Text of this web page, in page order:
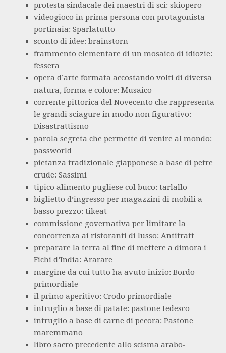
protesta sindacale dei maestri di sci: skiopero
videogioco in prima persona con protagonista
portinaia: Sparlatutto
sconto di idee: brainstorn
frammento elementare di un mosaico di idiozie:
fessera
opera d’arte formata accostando volti di diversa
natura, forma e colore: Musaico
corrente pittorica del Novecento che rappresenta
le grandi sciagure in modo non figurativo:
Disastrattismo
parola segreta che permette di venire al mondo:
passworld
pietanza tradizionale giapponese a base di petre
crude: Sassimi
tipico alimento pugliese col buco: tarlallo
biglietto d’ingresso per magazzini di mobili a
basso prezzo: tikeat
commissione governativa per limitare la
concorrenza ai ristoranti di lusso: Antitratt
preparare la terra al fine di mettere a dimora i
Fichi d’India: Ararare
margine da cui tutto ha avuto inizio: Bordo
primordiale
il primo aperitivo: Crodo primordiale
intruglio a base di patate: pastone tedesco
intruglio a base di carne di pecora: Pastone
maremmano
libro sacro precedente allo scisma arabo-